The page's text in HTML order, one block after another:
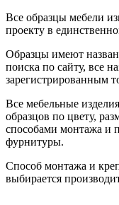
Все образцы мебели
проекту в
Образцы имеют
поиска по сайту, все
зарегистрированным
Все мебельные
образцов по цвету,
способами монтажа и
фурнитуры.
Способ монтажа и
выбирается